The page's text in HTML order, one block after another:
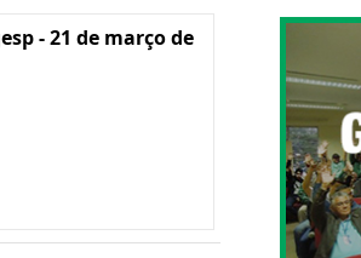
- 21 de março de